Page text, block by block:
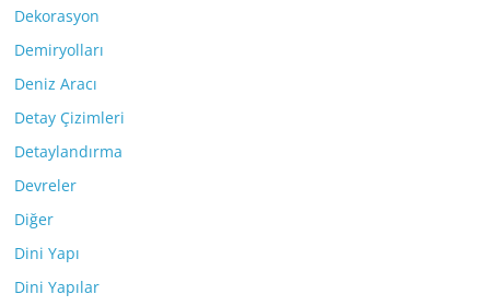
Dekorasyon
Demiryolları
Deniz Aracı
Detay Çizimleri
Detaylandırma
Devreler
Diğer
Dini Yapı
Dini Yapılar